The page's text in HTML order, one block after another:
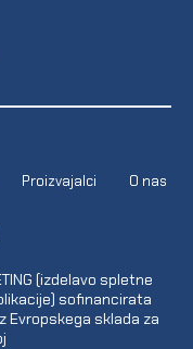
Proizvajalci O nas
(izdelavo spletne
sofinancirata
Evropskega sklada za